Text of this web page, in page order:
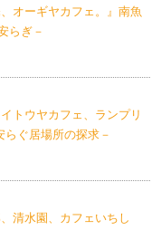
オーギヤカフェ。』南魚
らぎ－
トウヤカフェ、ランプリ
ぐ居場所の探求－
清水園、カフェいちし